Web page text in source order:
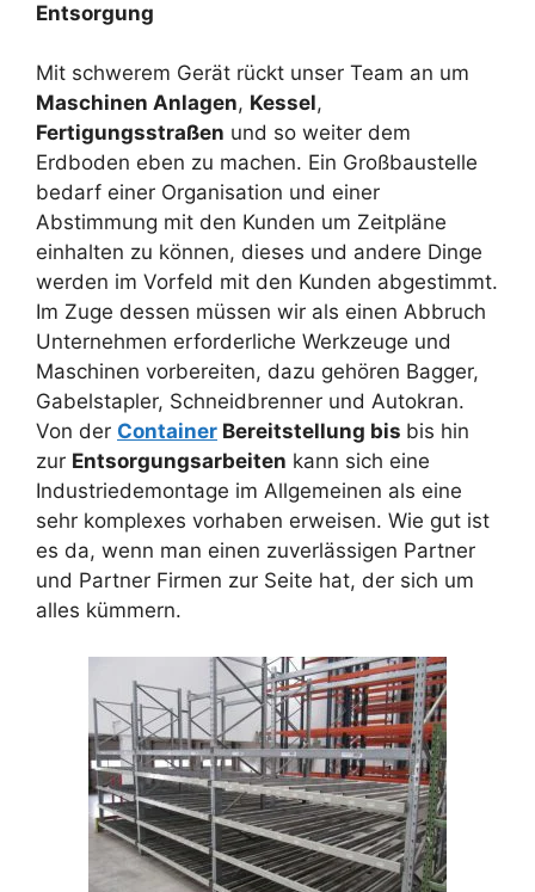
Entsorgung
Mit schwerem Gerät rückt unser Team an um
Maschinen Anlagen, Kessel,
Fertigungsstraßen und so weiter dem
Erdboden eben zu machen. Ein Großbaustelle
bedarf einer Organisation und einer
Abstimmung mit den Kunden um Zeitpläne
einhalten zu können, dieses und andere Dinge
werden im Vorfeld mit den Kunden abgestimmt.
Im Zuge dessen müssen wir als einen Abbruch
Unternehmen erforderliche Werkzeuge und
Maschinen vorbereiten, dazu gehören Bagger,
Gabelstapler, Schneidbrenner und Autokran.
Von der Container Bereitstellung bis bis hin
zur Entsorgungsarbeiten kann sich eine
Industriedemontage im Allgemeinen als eine
sehr komplexes vorhaben erweisen. Wie gut ist
es da, wenn man einen zuverlässigen Partner
und Partner Firmen zur Seite hat, der sich um
alles kümmern.